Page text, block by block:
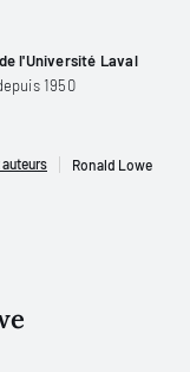
l'Université Laval
1950
Ronald Lowe